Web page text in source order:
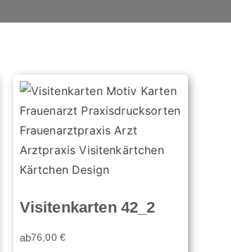
Visitenkarten 42_2
ab76,00 €